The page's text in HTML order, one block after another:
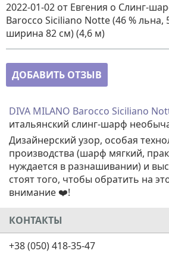
2022-01-02 от Евгения о Слинг-
Barocco Siciliano Notte (46 % льна,
ширина 82 см) (4,6 м)
ДОБАВИТЬ ОТЗЫВ
DIVA MILANO Barocco Siciliano
итальянский слинг-шарф
Дизайнерский узор, особая
производства (шарф мягкий,
нуждается в разнашивании) и
стоят того, чтобы обратить на
внимание ❤️!
КОНТАКТЫ
+38 (050) 418-35-47